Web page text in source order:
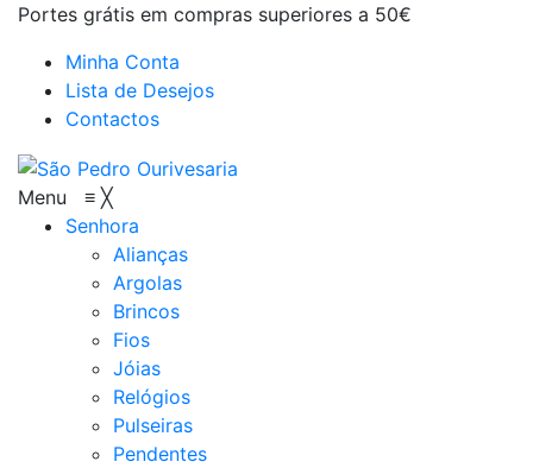
Portes grátis em compras superiores a 50€
Minha Conta
Lista de Desejos
Contactos
Menu ≡ ╳
Senhora
Alianças
Argolas
Brincos
Fios
Jóias
Relógios
Pulseiras
Pendentes